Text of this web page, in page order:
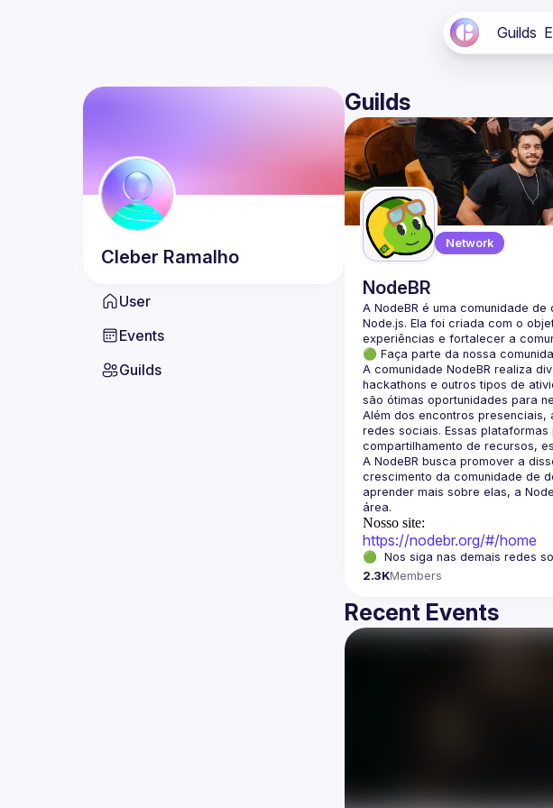
Guilds
Cleber Ramalho
User
Events
Guilds
Guilds
Network
NodeBR
A NodeBR é uma comunidade
Node.js. Ela foi criada com o
🟢 Faça parte da nossa
A comunidade NodeBR realiza
hackathons e outros tipos de
Além dos encontros presenciais,
redes sociais. Essas
A NodeBR busca promover a
crescimento da comunidade de
aprender mais sobre elas, a
Nosso site:
https://nodebr.org/#/home
🟢  Nos siga nas demais redes
2.3KMembers
Recent Events